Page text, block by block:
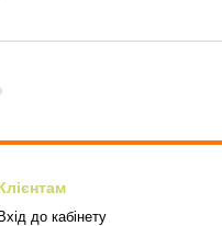
Вхід до кабінету